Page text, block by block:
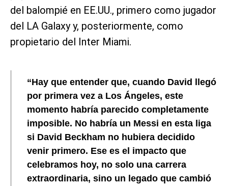
del balompié en EE.UU., primero como jugador
del LA Galaxy y, posteriormente, como
propietario del Inter Miami.
“Hay que entender que, cuando David llegó
por primera vez a Los Ángeles, este
momento habría parecido completamente
imposible. No habría un Messi en esta liga
si David Beckham no hubiera decidido
venir primero. Ese es el impacto que
celebramos hoy, no solo una carrera
extraordinaria, sino un legado que cambió